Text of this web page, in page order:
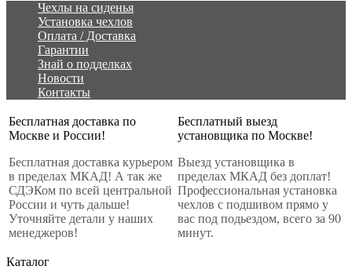
Чехлы на сиденья
Установка чехлов
Оплата / Доставка
Гарантии
Знай о подделках
Новости
Контакты
Бесплатная доставка по
Москве и России!
Бесплатная доставка курьером
в пределах МКАД! А так же
СДЭКом по всей центральной
России и чуть дальше!
Уточняйте детали у наших
менеджеров!
Бесплатный выезд
установщика по Москве!
Выезд установщика в
пределах МКАД без доплат!
Профессиональная установка
чехлов с подшивом прямо у
вас под подьездом, всего за 90
минут.
Каталог